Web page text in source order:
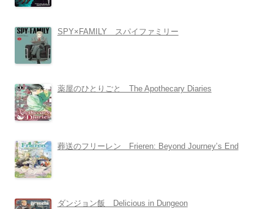
SPY×FAMILY スパイファミリー
薬屋のひとりごと The Apothecary Diaries
葬送のフリーレン Frieren: Beyond Journey’s End
ダンジョン飯 Delicious in Dungeon